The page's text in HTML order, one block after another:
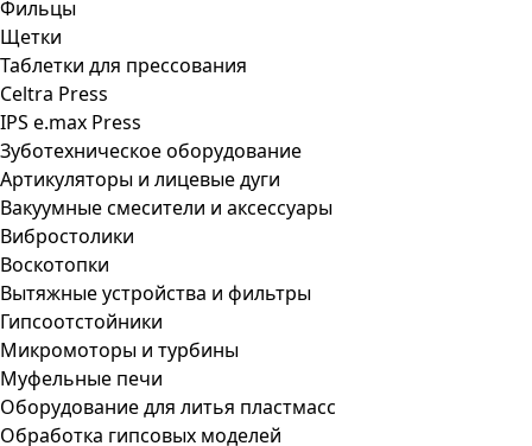
Фильцы
Щетки
Таблетки для прессования
Celtra Press
IPS e.max Press
Зуботехническое оборудование
Артикуляторы и лицевые дуги
Вакуумные смесители и аксессуары
Вибростолики
Воскотопки
Вытяжные устройства и фильтры
Гипсоотстойники
Микромоторы и турбины
Муфельные печи
Оборудование для литья пластмасс
Обработка гипсовых моделей